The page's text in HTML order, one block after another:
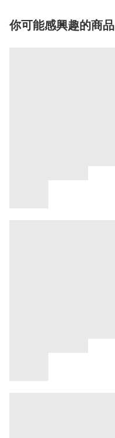
你可能感興趣的商品